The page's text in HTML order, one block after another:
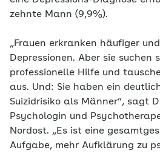
zehnte Mann (9,9%).
„Frauen erkranken häufiger
Depressionen. Aber sie suchen
professionelle Hilfe und
aus. Und: Sie haben ein
Suizidrisiko als Männer“, sagt
Psychologin und
Nordost. „Es ist eine
Aufgabe, mehr Aufklärung zu